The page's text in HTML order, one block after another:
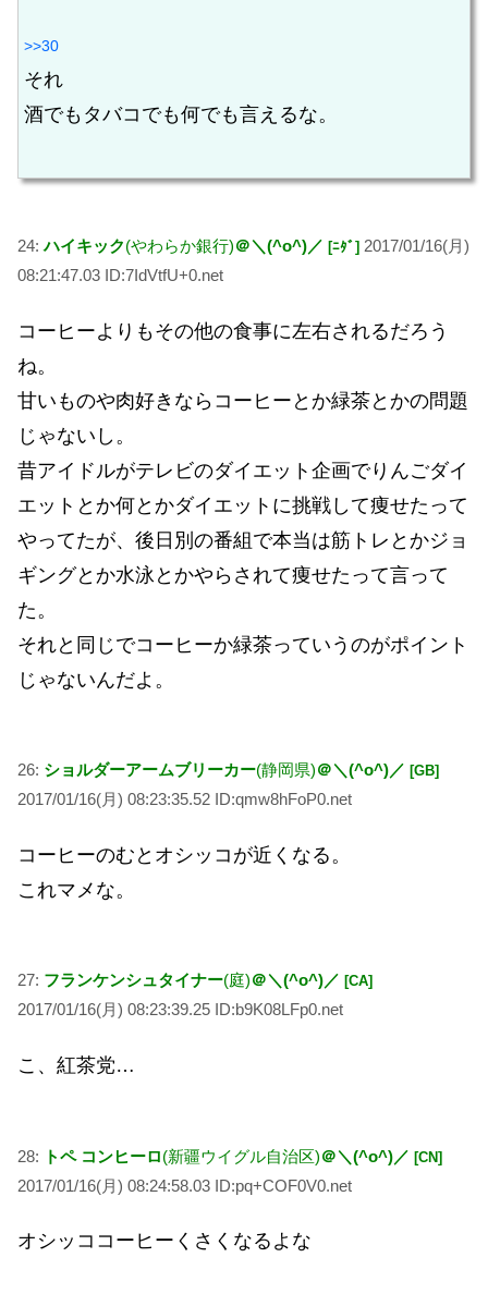
>>30
それ
酒でもタバコでも何でも言えるな。
24: ハイキック(やわらか銀行)＠＼(^o^)／ [ﾆﾀﾞ] 2017/01/16(月)
08:21:47.03 ID:7IdVtfU+0.net
コーヒーよりもその他の食事に左右されるだろう
ね。
甘いものや肉好きならコーヒーとか緑茶とかの問題
じゃないし。
昔アイドルがテレビのダイエット企画でりんごダイ
エットとか何とかダイエットに挑戦して痩せたって
やってたが、後日別の番組で本当は筋トレとかジョ
ギングとか水泳とかやらされて痩せたって言って
た。
それと同じでコーヒーか緑茶っていうのがポイント
じゃないんだよ。
26: ショルダーアームブリーカー(静岡県)＠＼(^o^)／ [GB]
2017/01/16(月) 08:23:35.52 ID:qmw8hFoP0.net
コーヒーのむとオシッコが近くなる。
これマメな。
27: フランケンシュタイナー(庭)＠＼(^o^)／ [CA]
2017/01/16(月) 08:23:39.25 ID:b9K08LFp0.net
こ、紅茶党…
28: トペ コンヒーロ(新疆ウイグル自治区)＠＼(^o^)／ [CN]
2017/01/16(月) 08:24:58.03 ID:pq+COF0V0.net
オシッココーヒーくさくなるよな